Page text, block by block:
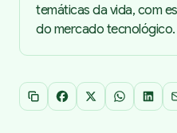
temáticas da vida, com
do mercado tecnológico.
Copiar link
Facebook
X